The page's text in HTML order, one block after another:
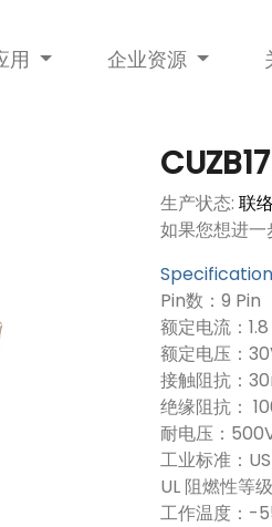
用 企业资源
生产状态: 联
如果您想进一
Pin数：9 Pin
额定电流：
额定电压：
接触阻抗：
绝缘阻抗：
耐电压：
工业标准：
UL 阻燃性等
工作温度：-